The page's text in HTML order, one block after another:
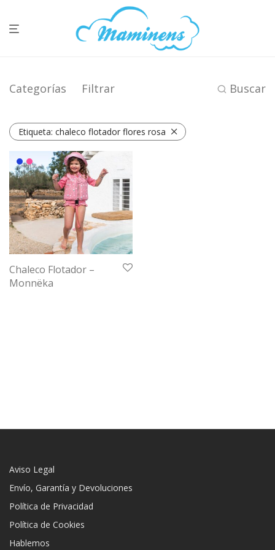
Categorías Filtrar Buscar
Etiqueta: chaleco flotador flores rosa
Chaleco Flotador –
Monnëka
Aviso Legal
Envío, Garantía y Devoluciones
Política de Privacidad
Política de Cookies
Hablemos